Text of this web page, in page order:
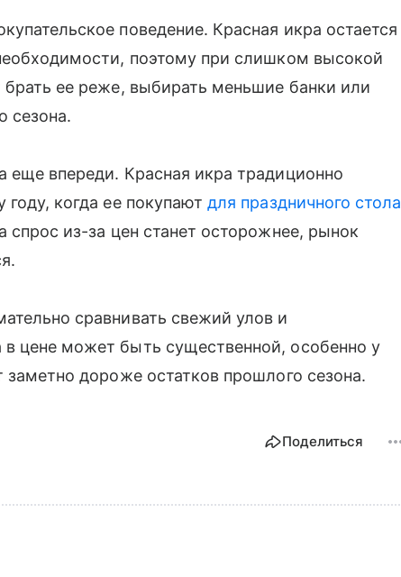
поведение. Красная икра остается
поэтому при слишком высокой
брать ее реже, выбирать меньшие банки или
сезона.
впереди. Красная икра традиционно
когда ее покупаютдля праздничного стола
спрос из-за цен станет осторожнее, рынок
сравнивать свежий улов и
цене может быть существенной, особенно у
дороже остатков прошлого сезона.
Поделиться